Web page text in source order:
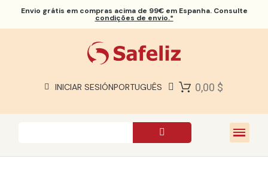
Envio grátis em compras acima de 99€ em Espanha. Consulte
condições de envio.*
INICIAR SESIÓNPORTUGUÊS 0,00 $
SOBRE NÓS